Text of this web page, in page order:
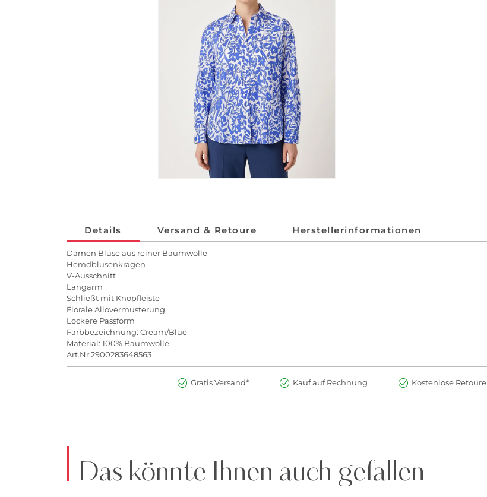
Details Versand & Retoure Herstellerinformationen
Damen Bluse aus reiner Baumwolle
Hemdblusenkragen
V-Ausschnitt
Langarm
Schließt mit Knopfleiste
Florale Allovermusterung
Lockere Passform
Farbbezeichnung: Cream/Blue
Material: 100% Baumwolle
Art.Nr:2900283648563
Gratis Versand* Kauf auf Rechnung Kostenlose Retoure
Das könnte Ihnen auch gefallen